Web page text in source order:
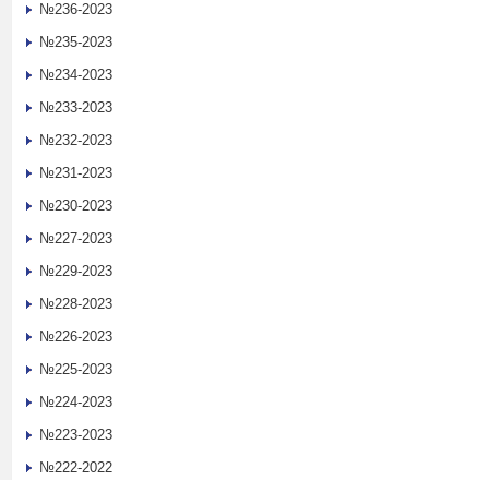
№236-2023
№235-2023
№234-2023
№233-2023
№232-2023
№231-2023
№230-2023
№227-2023
№229-2023
№228-2023
№226-2023
№225-2023
№224-2023
№223-2023
№222-2022